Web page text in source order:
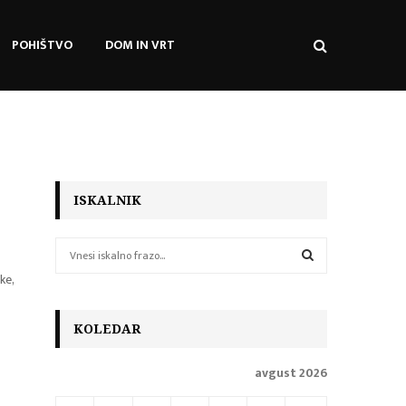
POHIŠTVO DOM IN VRT
ISKALNIK
A
KOLEDAR
avgust 2026